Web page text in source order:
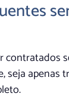
contratados
seja apenas